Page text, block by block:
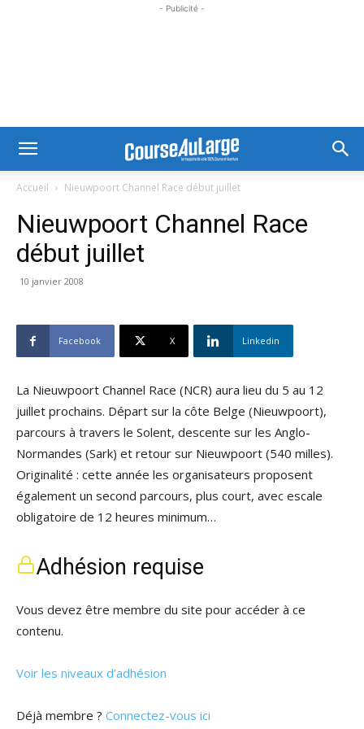
- Publicité -
Accueil Nieuwpoort Channel Race début juillet
Nieuwpoort Channel Race
début juillet
10 janvier 2008
Facebook X Linkedin
La Nieuwpoort Channel Race (NCR) aura lieu du 5 au 12
juillet prochains. Départ sur la côte Belge (Nieuwpoort),
parcours à travers le Solent, descente sur les Anglo-
Normandes (Sark) et retour sur Nieuwpoort (540 milles).
Originalité : cette année les organisateurs proposent
également un second parcours, plus court, avec escale
obligatoire de 12 heures minimum…
Adhésion requise
Vous devez être membre du site pour accéder à ce
contenu.
Voir les niveaux d’adhésion
Déjà membre ? Connectez-vous ici